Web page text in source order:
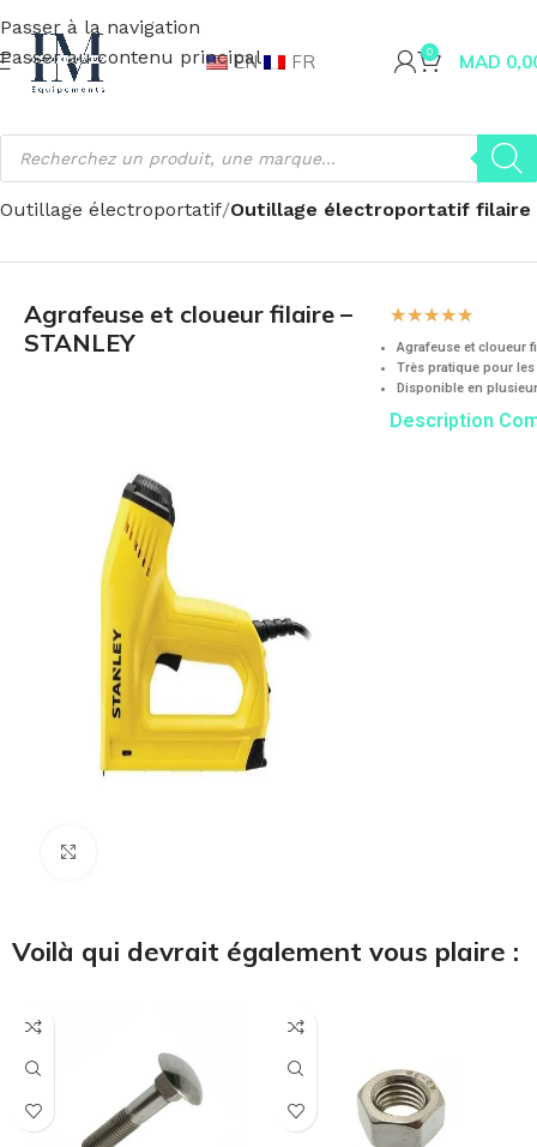
Passer à la navigation
Passer au contenu principal
EN FR 0 MAD
Accueil Fournitures industrielles Outillage
Outillage électroportatif Outillage électroportatif filaire
Agrafeuse et cloueur filaire –
STANLEY
☆☆☆☆☆
Agrafeuse et cloueur
Très pratique pour
Disponible en
Description
Voilà qui devrait également vous plaire :